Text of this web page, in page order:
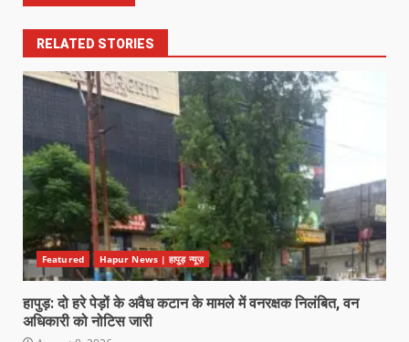
RELATED STORIES
Featured Hapur News | हापुड़ न्यूज़
हापुड़: दो हरे पेड़ों के अवैध कटान के मामले में वनरक्षक निलंबित, वन
अधिकारी को नोटिस जारी